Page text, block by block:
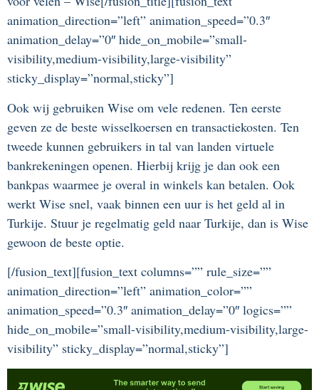
animation_direction=”left” animation_speed=”0.3″
animation_delay=”0″ hide_on_mobile=”small-
visibility,medium-visibility,large-visibility”
sticky_display=”normal,sticky”]
Ook wij gebruiken Wise om vele redenen. Ten eerste
geven ze de beste wisselkoersen en transactiekosten. Ten
tweede kunnen gebruikers in tal van landen virtuele
bankrekeningen openen. Hierbij krijg je dan ook een
bankpas waarmee je overal in winkels kan betalen. Ook
werkt Wise snel, vaak binnen een uur is het geld al in
Turkije. Stuur je regelmatig geld naar Turkije, dan is Wise
gewoon de beste optie.
[/fusion_text][fusion_text columns=”” rule_size=””
animation_direction=”left” animation_color=””
animation_speed=”0.3″ animation_delay=”0″ logics=””
hide_on_mobile=”small-visibility,medium-visibility,large-
visibility” sticky_display=”normal,sticky”]